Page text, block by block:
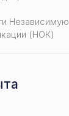
Независимую
(НОК)